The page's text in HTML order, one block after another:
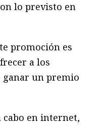
lo previsto en
promoción es
a los
ganar un premio
cabo en internet,